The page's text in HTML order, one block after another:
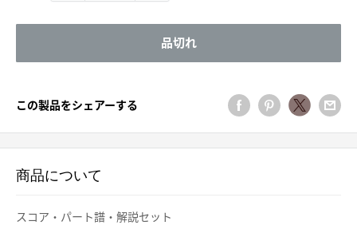
品切れ
この製品をシェアーする
商品について
スコア・パート譜・解説セット